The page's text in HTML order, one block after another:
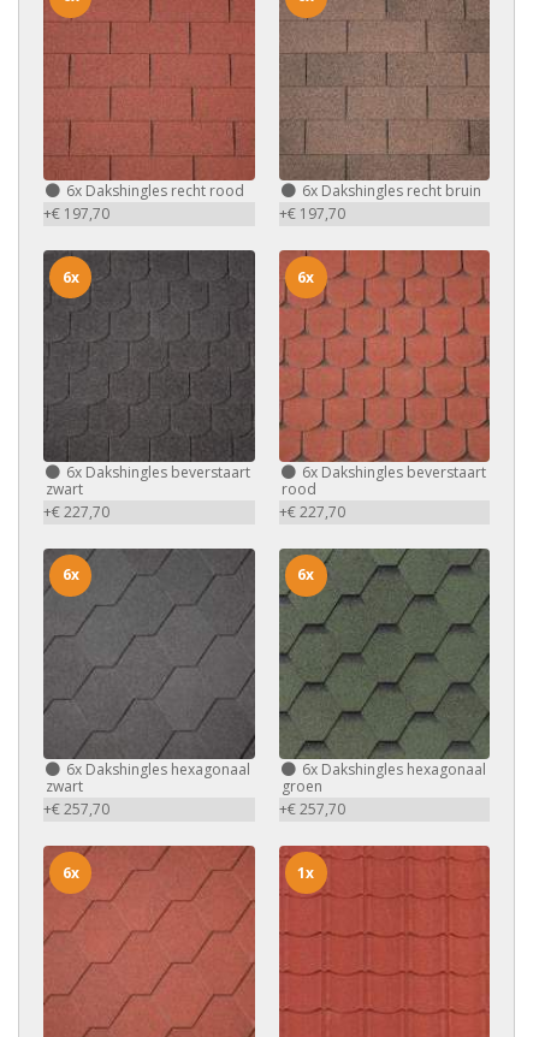
6x Dakshingles recht rood
+€ 197,70
6xDakshingles recht bruin
+€ 197,70
6x Dakshingles beverstaart
zwart
+€ 227,70
6x
6xDakshingles beverstaart
rood
+€ 227,70
6x
6x Dakshingles hexagonaal
zwart
+€ 257,70
6x
6xDakshingles hexagonaal
groen
+€ 257,70
6x
6x 1x